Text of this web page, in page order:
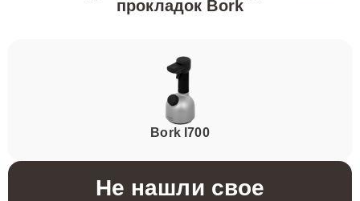
прокладок Bork
Bork I700
Не нашли свое